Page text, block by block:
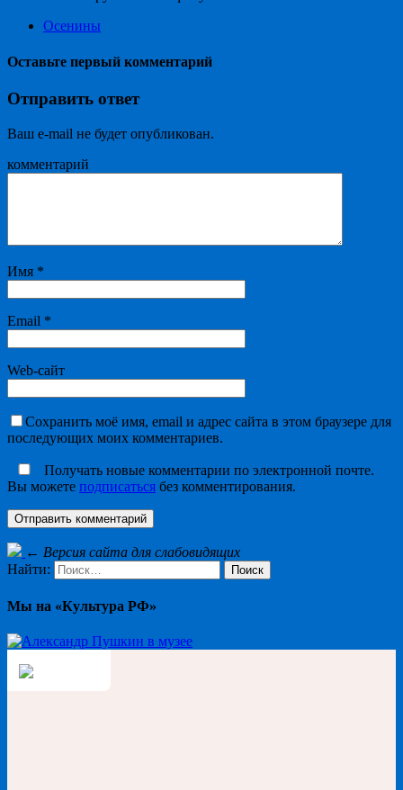
Осенины
Оставьте первый комментарий
Отправить ответ
Ваш e-mail не будет опубликован.
комментарий
Имя *
Email *
Web-сайт
Сохранить моё имя, email и адрес сайта в этом браузере для
последующих моих комментариев.
Получать новые комментарии по электронной почте.
Вы можете подписаться без комментирования.
← Версия сайта для слабовидящих
Найти:
Мы на «Культура РФ»